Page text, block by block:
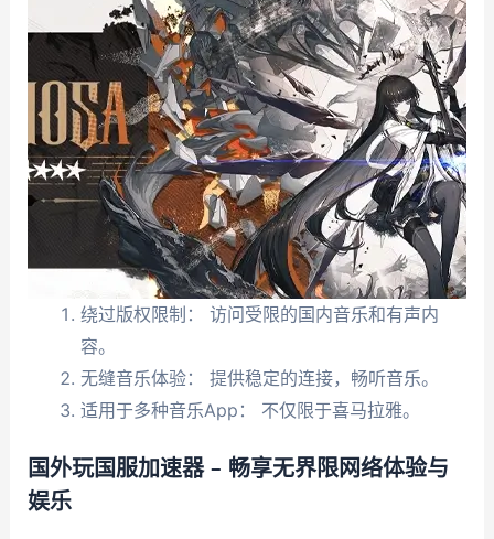
绕过版权限制： 访问受限的国内音乐和有声内
容。
无缝音乐体验： 提供稳定的连接，畅听音乐。
适用于多种音乐App： 不仅限于喜马拉雅。
国外玩国服加速器 – 畅享无界限网络体验与
娱乐